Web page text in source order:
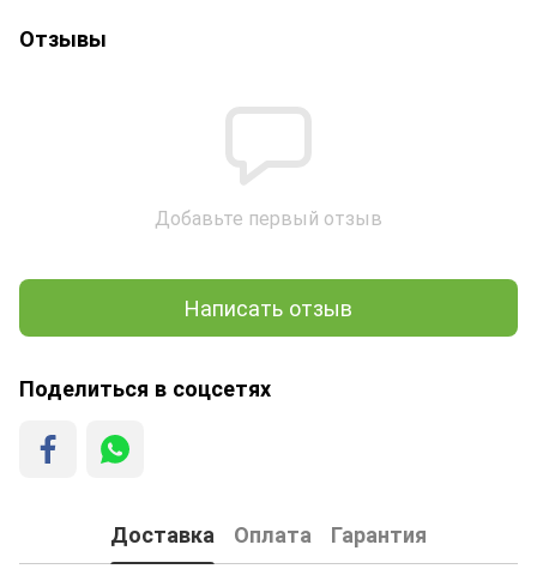
Отзывы
Добавьте первый отзыв
Написать отзыв
Поделиться в соцсетях
Доставка Оплата Гарантия